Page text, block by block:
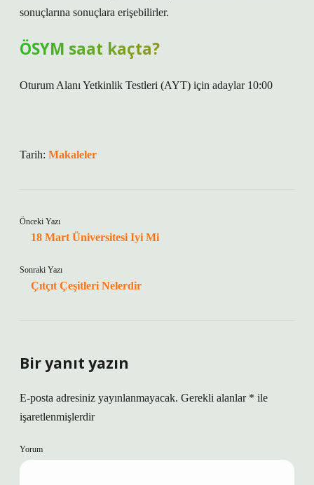
sonuçlarına sonuçlara erişebilirler.
ÖSYM saat kaçta?
Oturum Alanı Yetkinlik Testleri (AYT) için adaylar 10:00
Tarih: Makaleler
Önceki Yazı
18 Mart Üniversitesi Iyi Mi
Sonraki Yazı
Çıtçıt Çeşitleri Nelerdir
Bir yanıt yazın
E-posta adresiniz yayınlanmayacak. Gerekli alanlar * ile
işaretlenmişlerdir
Yorum